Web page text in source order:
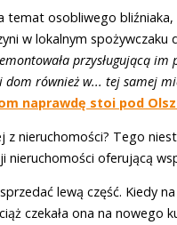
osobliwego
w lokalnym spożywczaku
przysługującą im
również w... tej samej
naprawdę stoi pod
nieruchomości? Tego
oferującą
lewą część. Kiedy
czekała ona na nowego